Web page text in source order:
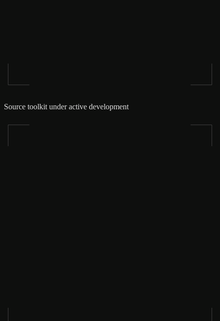
Source toolkit under active development